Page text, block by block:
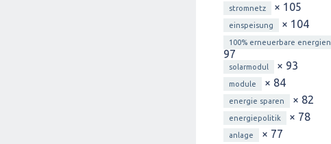
stromnetz × 105
einspeisung × 104
100% erneuerbare energien
97
solarmodul × 93
module × 84
energie sparen × 82
energiepolitik × 78
anlage × 77